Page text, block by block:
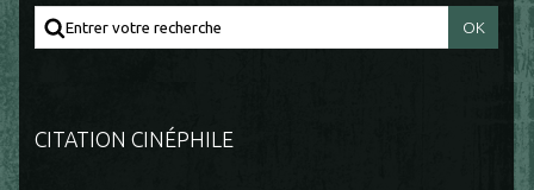
CITATION CINÉPHILE